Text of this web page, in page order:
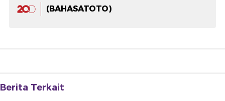
(BAHASATOTO)
Berita Terkait